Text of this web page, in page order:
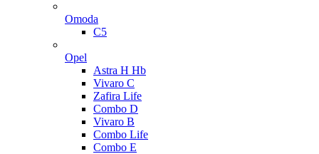
Omoda
C5
Opel
Astra H Hb
Vivaro C
Zafira Life
Combo D
Vivaro B
Combo Life
Combo E